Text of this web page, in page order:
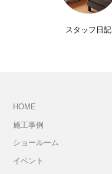
スタッフ日記
HOME
施工事例
ショールーム
イベント